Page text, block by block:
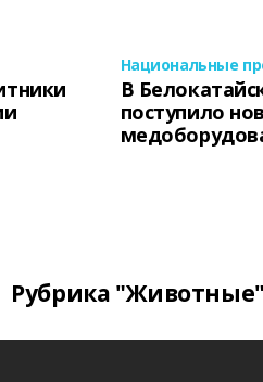
Национальные
В
поступило
Рубрика "Животные"